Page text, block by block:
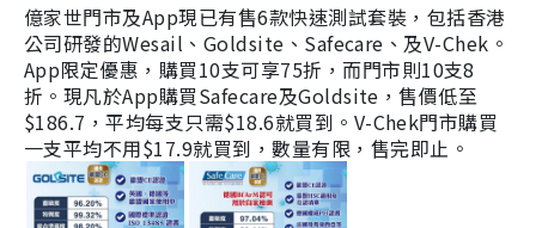
億家世門市及App現已有售6款快速測試套裝，包括香港
公司研發的Wesail、Goldsite、Safecare、及V-Chek。
App限定優惠，購買10支可享75折，而門市則10支8
折。現凡於App購買Safecare及Goldsite，售價低至
$186.7，平均每支只需$18.6就買到。V-Chek門市購買
一支平均不用$17.9就買到，數量有限，售完即止。